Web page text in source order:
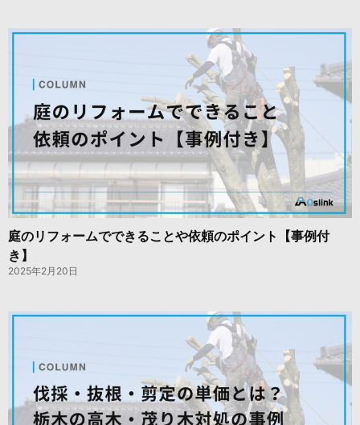
庭のリフォームでできることや依頼のポイント【事例付
き】
2025年2月20日